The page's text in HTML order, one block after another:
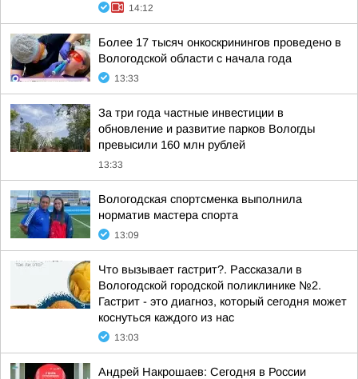
14:12
Более 17 тысяч онкоскринингов проведено в
Вологодской области с начала года
13:33
За три года частные инвестиции в
обновление и развитие парков Вологды
превысили 160 млн рублей
13:33
Вологодская спортсменка выполнила
норматив мастера спорта
13:09
Что вызывает гастрит?. Рассказали в
Вологодской городской поликлинике №2.
Гастрит - это диагноз, который сегодня может
коснуться каждого из нас
13:03
Андрей Накрошаев: Сегодня в России